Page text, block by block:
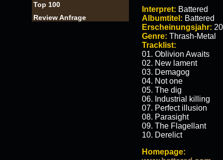
Top 100
Review Anfrage
Interpret: Battered
Albumtitel: Battered
Erscheinungsjahr:
Genre: Thrash-Metal
Tracklist:
01. Oblivion Awaits
02. New lament
03. Demagog
04. Not one
05. The dig
06. Industrial killing
07. Perfect illusion
08. Parasight
09. The Flagellant
10. Derelict
Homepage: